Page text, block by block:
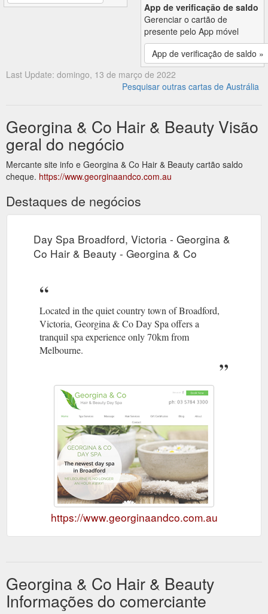
App de verificação de saldo
Gerenciar o cartão de
presente pelo App móvel
App de verificação de saldo »
Last Update: domingo, 13 de março de 2022
Pesquisar outras cartas de Austrália
Georgina & Co Hair & Beauty Visão
geral do negócio
Mercante site info e Georgina & Co Hair & Beauty cartão saldo
cheque. https://www.georginaandco.com.au
Destaques de negócios
Day Spa Broadford, Victoria - Georgina &
Co Hair & Beauty - Georgina & Co
Located in the quiet country town of Broadford,
Victoria, Georgina & Co Day Spa offers a
tranquil spa experience only 70km from
Melbourne.
https://www.georginaandco.com.au
Georgina & Co Hair & Beauty
Informações do comerciante